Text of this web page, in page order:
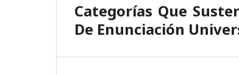
Categorías Que
De Enunciación